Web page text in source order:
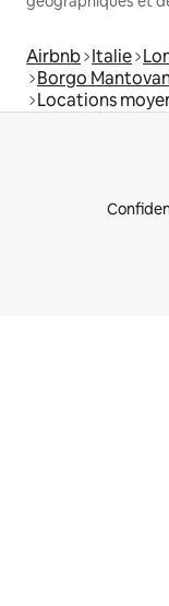
Airbnb Italie
Borgo
Locations